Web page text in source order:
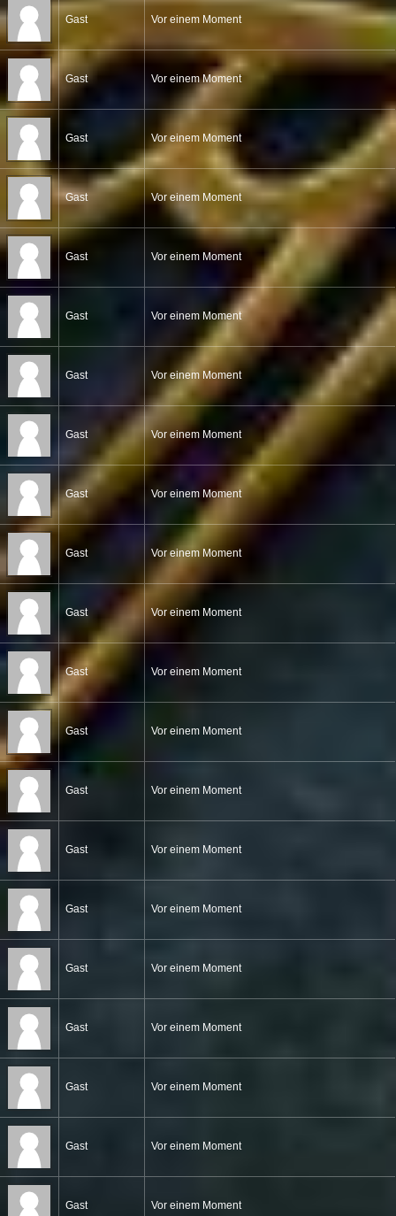
Gast Vor einem Moment
Gast Vor einem Moment
Gast Vor einem Moment
Gast Vor einem Moment
Gast Vor einem Moment
Gast Vor einem Moment
Gast Vor einem Moment
Gast Vor einem Moment
Gast Vor einem Moment
Gast Vor einem Moment
Gast Vor einem Moment
Gast Vor einem Moment
Gast Vor einem Moment
Gast Vor einem Moment
Gast Vor einem Moment
Gast Vor einem Moment
Gast Vor einem Moment
Gast Vor einem Moment
Gast Vor einem Moment
Gast Vor einem Moment
Gast Vor einem Moment